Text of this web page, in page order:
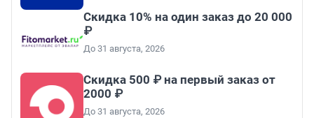
Скидка 10% на один заказ до 20 000
₽
До 31 августа, 2026
Скидка 500 ₽ на первый заказ от
2000 ₽
До 31 августа, 2026